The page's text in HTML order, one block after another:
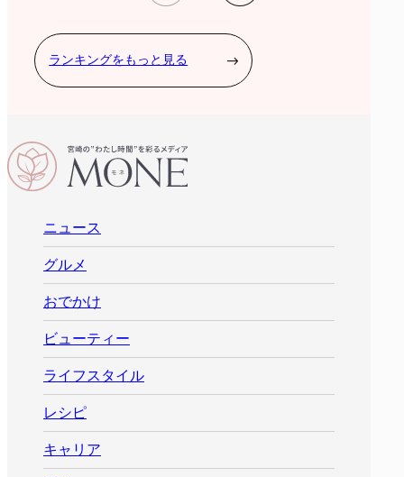
ランキングをもっと見る
ニュース
グルメ
おでかけ
ビューティー
ライフスタイル
レシピ
キャリア